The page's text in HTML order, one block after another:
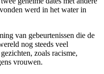
werd in het water in
van gebeurtenissen die de
nog steeds veel
zoals racisme,
vrouwen.